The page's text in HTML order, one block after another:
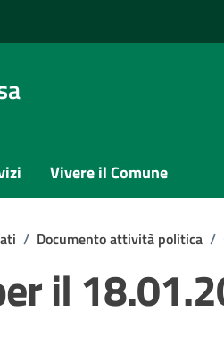
Vivere il Comune
/ Documento attività politica /
il